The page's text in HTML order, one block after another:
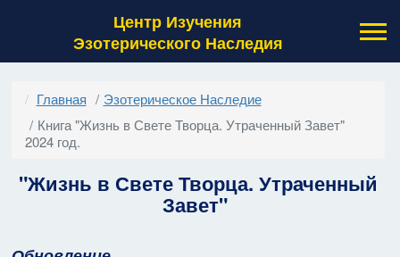
Центр Изучения
Эзотерического Наследия
Главная
Эзотерическое Наследие
Книга "Жизнь в Свете Творца. Утраченный Завет"
2024 год.
"Жизнь в Свете Творца. Утраченный
Завет"